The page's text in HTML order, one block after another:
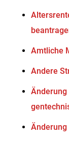
Amtliche
Andere